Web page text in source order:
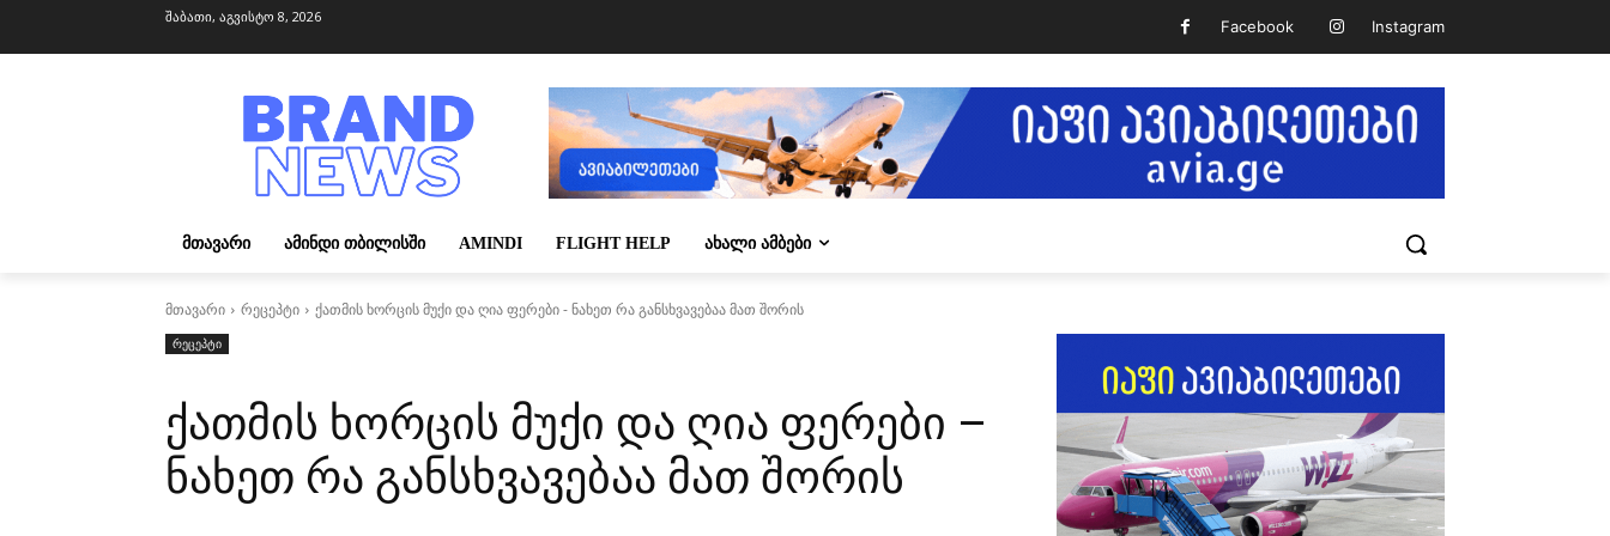
Facebook Instagram
შაბათი, აგვისტო 8, 2026
ᲛᲗᲐᲕᲐᲠᲘ ᲐᲛᲘᲜᲓᲘ ᲗᲑᲘᲚᲘᲡᲨᲘ AMINDI FLIGHT HELP ᲐᲮᲐᲚᲘ ᲐᲛᲑᲔᲑᲘ
მთავარი რეცეპტი ქათმის ხორცის მუქი და ღია ფერები - ნახეთ რა განსხვავებაა მათ შორის
რეცეპტი
ქათმის ხორცის მუქი და ღია ფერები –
ნახეთ რა განსხვავებაა მათ შორის